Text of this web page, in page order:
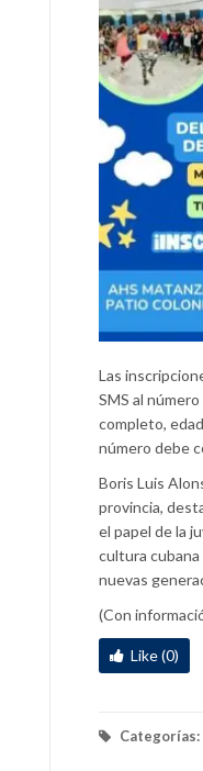
Las
SMS al
completo,
número debe
Boris Luis
provincia,
el papel de la
cultura
nuevas
(Con
Like (0)
Categorías: